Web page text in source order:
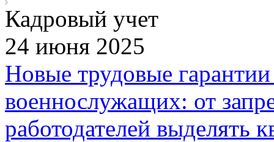
Кадровый учет
24 июня 2025
Новые трудовые
военнослужащих: от
работодателей выделять